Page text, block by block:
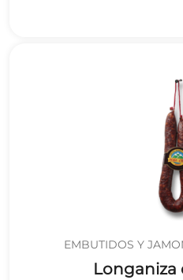
EMBUTIDOS Y
Longaniza